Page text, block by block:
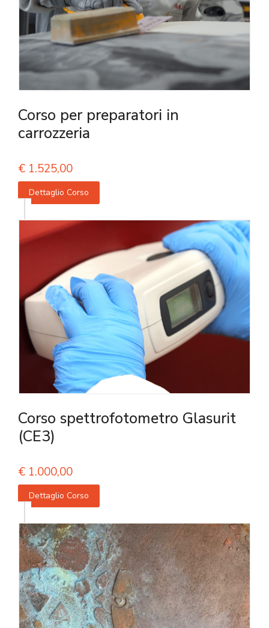
Corso per preparatori in
carrozzeria
€ 1.525,00
Dettaglio Corso
Corso spettrofotometro Glasurit
(CE3)
€ 1.000,00
Dettaglio Corso